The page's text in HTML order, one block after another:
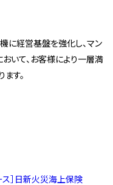
経営基盤を強化し、マン
いて、お客様により一層満
す。
ース］日新火災海上保険